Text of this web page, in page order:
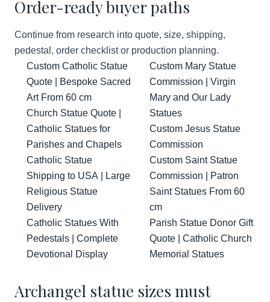
Order-ready buyer paths
Continue from research into quote, size, shipping,
pedestal, order checklist or production planning.
Custom Catholic Statue
Quote | Bespoke Sacred
Art From 60 cm
Church Statue Quote |
Catholic Statues for
Parishes and Chapels
Catholic Statue
Shipping to USA | Large
Religious Statue
Delivery
Catholic Statues With
Pedestals | Complete
Devotional Display
Custom Mary Statue
Commission | Virgin
Mary and Our Lady
Statues
Custom Jesus Statue
Commission
Custom Saint Statue
Commission | Patron
Saint Statues From 60
cm
Parish Statue Donor Gift
Quote | Catholic Church
Memorial Statues
Archangel statue sizes must